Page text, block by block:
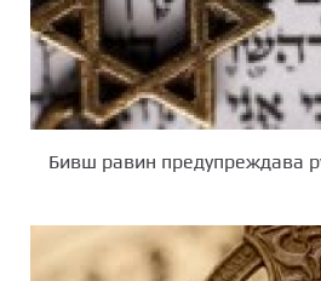
Бивш равин предупреждава